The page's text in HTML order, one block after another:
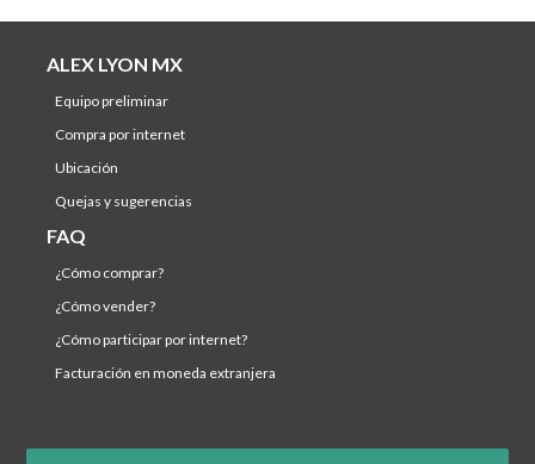
ALEX LYON MX
equipo preliminar
compra por internet
ubicación
quejas y sugerencias
FAQ
¿cómo comprar?
¿cómo vender?
¿cómo participar por internet?
facturación en moneda extranjera